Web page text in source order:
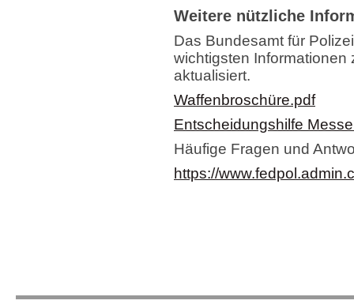
Weitere nützliche
Das Bundesamt für
wichtigsten Informationen
aktualisiert.
Waffenbroschüre.pdf
Entscheidungshilfe
Häufige Fragen und
https://